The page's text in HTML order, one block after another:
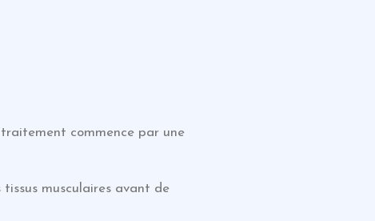
commence par une
musculaires avant de